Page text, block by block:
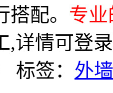
配。 专
,详情可登
标签： 外